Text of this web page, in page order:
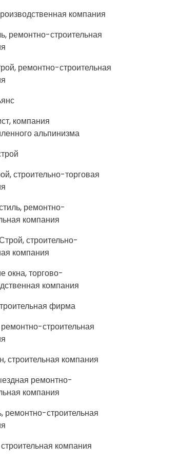
компания
ремонтно-строительная
ремонтно-строительная
компания
альпинизма
строительно-торговая
ремонтно-
компания
строительно-
компания
окна, торгово-
компания
фирма
строительная
строительная компания
ремонтно-
компания
ремонтно-строительная
компания